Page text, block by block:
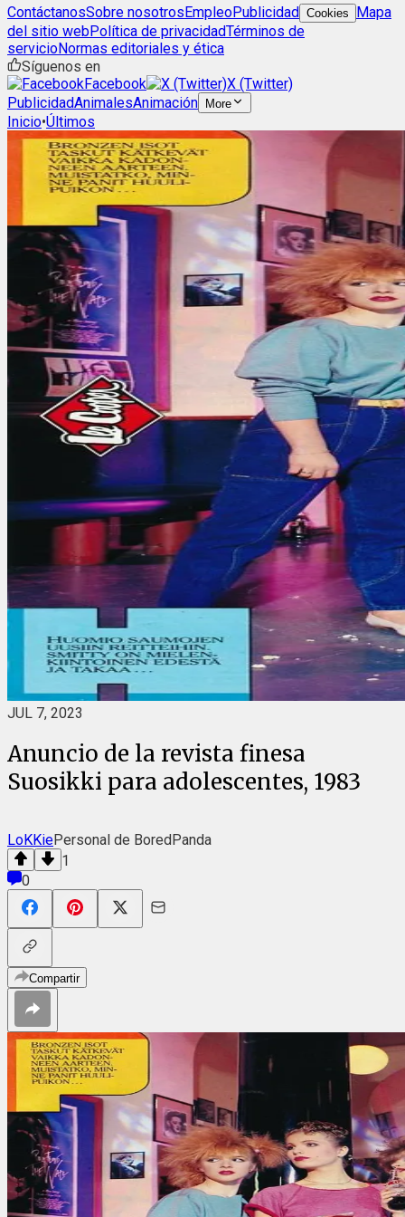
ContáctanosSobre nosotrosEmpleoPublicidad Cookies
Mapa
del sitio webPolítica de privacidadTérminos de
servicioNormas editoriales y ética
Síguenos en
Facebook
X (Twitter)
PublicidadAnimalesAnimación More
Inicio•Últimos
JUL 7, 2023
Anuncio de la revista finesa
Suosikki para adolescentes, 1983
LoKKiePersonal de BoredPanda
1
0
Compartir